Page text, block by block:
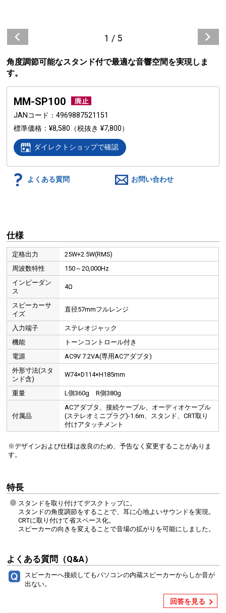
1 / 5
角度調節可能なスタンド付で最適な音響空間を実現しま
す。
MM-SP100
JANコード
4969887521151
標準価格
¥8,580 （税抜き ¥7,800）
ダイレクトショップで確認
よくある質問 お問い合わせ
仕様
定格出力
25W+2.5W(RMS)
周波数特性
150～20,000Hz
インピーダン
ス
4Ω
スピーカーサ
イズ
直径57mmフルレンジ
入力端子
ステレオジャック
機能
トーンコントロール付き
電源
AC9V 7.2VA(専用ACアダプタ)
外形寸法(スタ
ンド含)
W74×D114×H185mm
重量 L側360g R側380g
付属品
ACアダプタ、接続ケーブル、オーディオケーブル
(ステレオミニプラグ)-1.6m、スタンド、CRT取り
付けアタッチメント
※デザインおよび仕様は改良のため、予告なく変更することがありま
す。
特長
スタンドを取り付けてデスクトップに。
スタンドの角度調節をすることで、耳に心地よいサウンドを実現。
CRTに取り付けて省スペース化。
スピーカーの向きを変えることで音場の拡がりを可能にしました。
よくある質問（Q&A）
スピーカーへ接続してもパソコンの内蔵スピーカーからしか音が
出ない。
回答を見る